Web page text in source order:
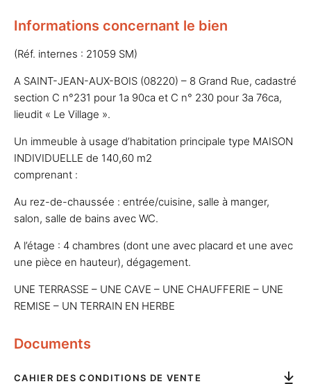
Informations concernant le bien
(Réf. internes : 21059 SM)
A SAINT-JEAN-AUX-BOIS (08220) – 8 Grand Rue, cadastré
section C n°231 pour 1a 90ca et C n° 230 pour 3a 76ca,
lieudit « Le Village ».
Un immeuble à usage d’habitation principale type MAISON
INDIVIDUELLE de 140,60 m2
comprenant :
Au rez-de-chaussée : entrée/cuisine, salle à manger,
salon, salle de bains avec WC.
A l’étage : 4 chambres (dont une avec placard et une avec
une pièce en hauteur), dégagement.
UNE TERRASSE – UNE CAVE – UNE CHAUFFERIE – UNE
REMISE – UN TERRAIN EN HERBE
Documents
CAHIER DES CONDITIONS DE VENTE